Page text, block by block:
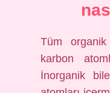
Tüm
karbon
İnorganik